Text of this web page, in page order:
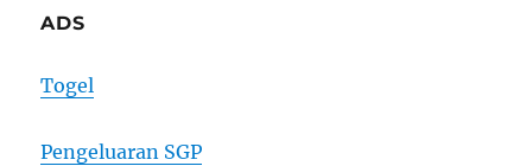
ADS
Togel
Pengeluaran SGP